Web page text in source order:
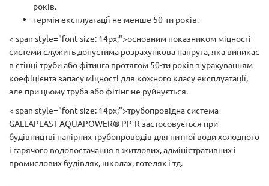
років.
термін експлуатації не менше 50-ти років.
< span style="font-size: 14px;">основним показником міцності
системи служить допустима розрахункова напруга, яка виникає
в стінці труби або фітинга протягом 50-ти років з урахуванням
коефіцієнта запасу міцності для кожного класу експлуатації,
але при цьому труба або фітінг не руйнується.
< span style="font-size: 14px;">трубопровідна система
GALLAPLAST AQUAPOWER® PP-R застосовується при
будівництві напірних трубопроводів для питної води холодного
і гарячого водопостачання в житлових, адміністративних і
промислових будівлях, школах, готелях і тд.